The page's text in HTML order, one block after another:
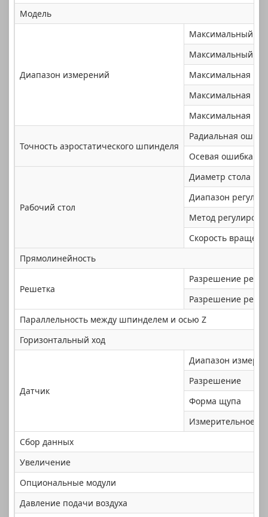
Модель
Диапазон измерений
Максимальный
Максимальный
Максимальная
Максимальная
Максимальная
Точность аэростатического шпинделя
Радиальная
Осевая ошибка
Рабочий стол
Диаметр стола
Диапазон
Метод
Скорость
Прямолинейность
Решетка
Разрешение
Разрешение
Параллельность между шпинделем и осью Z
Горизонтальный ход
Датчик
Диапазон
Разрешение
Форма щупа
Измерительное
Сбор данных
Увеличение
Опциональные модули
Давление подачи воздуха